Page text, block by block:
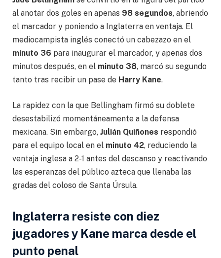
al anotar dos goles en apenas 98 segundos, abriendo
el marcador y poniendo a Inglaterra en ventaja. El
mediocampista inglés conectó un cabezazo en el
minuto 36 para inaugurar el marcador, y apenas dos
minutos después, en el minuto 38, marcó su segundo
tanto tras recibir un pase de Harry Kane.
La rapidez con la que Bellingham firmó su doblete
desestabilizó momentáneamente a la defensa
mexicana. Sin embargo, Julián Quiñones respondió
para el equipo local en el minuto 42, reduciendo la
ventaja inglesa a 2-1 antes del descanso y reactivando
las esperanzas del público azteca que llenaba las
gradas del coloso de Santa Úrsula.
Inglaterra resiste con diez
jugadores y Kane marca desde el
punto penal